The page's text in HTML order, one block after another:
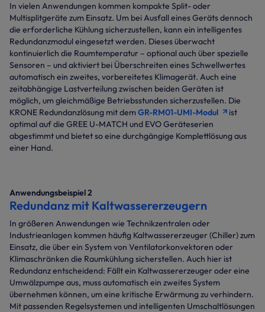
In vielen Anwendungen kommen kompakte Split- oder
Multisplitgeräte zum Einsatz. Um bei Ausfall eines Geräts dennoch
die erforderliche Kühlung sicherzustellen, kann ein intelligentes
Redundanzmodul eingesetzt werden. Dieses überwacht
kontinuierlich die Raumtemperatur – optional auch über spezielle
Sensoren – und aktiviert bei Überschreiten eines Schwellwertes
automatisch ein zweites, vorbereitetes Klimagerät. Auch eine
zeitabhängige Lastverteilung zwischen beiden Geräten ist
möglich, um gleichmäßige Betriebsstunden sicherzustellen. Die
KRONE Redundanzlösung mit dem GR-RM01-UMI-Modul
ist
optimal auf die GREE U-MATCH und EVO Geräteserien
abgestimmt und bietet so eine durchgängige Komplettlösung aus
einer Hand.
Anwendungsbeispiel 2
Redundanz mit Kaltwassererzeugern
In größeren Anwendungen wie Technikzentralen oder
Industrieanlagen kommen häufig Kaltwassererzeuger (Chiller) zum
Einsatz, die über ein System von Ventilatorkonvektoren oder
Klimaschränken die Raumkühlung sicherstellen. Auch hier ist
Redundanz entscheidend: Fällt ein Kaltwassererzeuger oder eine
Umwälzpumpe aus, muss automatisch ein zweites System
übernehmen können, um eine kritische Erwärmung zu verhindern.
Mit passenden Regelsystemen und intelligenten Umschaltlösungen